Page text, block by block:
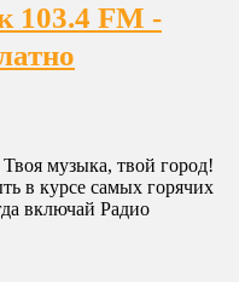
103.4 FM -
музыка, твой город!
в курсе самых горячих
включай Радио